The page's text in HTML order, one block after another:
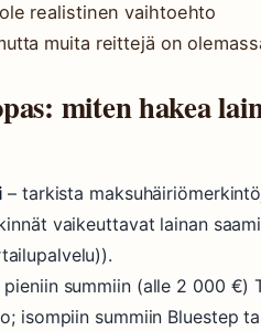
realistinen vaihtoehto
muita reittejä on
miten hakea
– tarkista
vaikeuttavat lainan
summiin (alle 2 000 €)
isompiin summiin Bluestep